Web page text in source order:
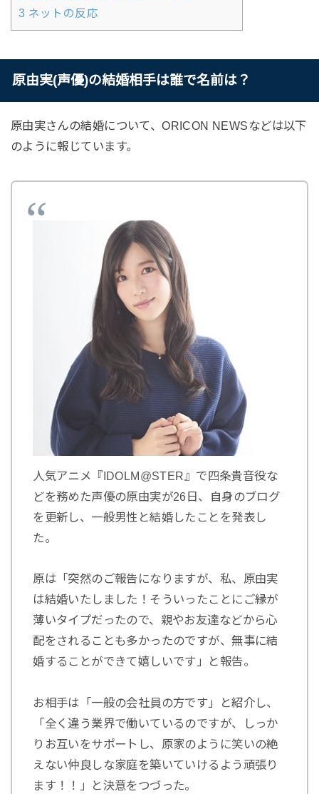
3 ネットの反応
原由実(声優)の結婚相手は誰で名前は？
原由実さんの結婚について、ORICON NEWSなどは以下
のように報じています。
人気アニメ『IDOLM@STER』で四条貴音役な
どを務めた声優の原由実が26日、自身のブログ
を更新し、一般男性と結婚したことを発表し
た。
原は「突然のご報告になりますが、私、原由実
は結婚いたしました！そういったことにご縁が
薄いタイプだったので、親やお友達などから心
配をされることも多かったのですが、無事に結
婚することができて嬉しいです」と報告。
お相手は「一般の会社員の方です」と紹介し、
「全く違う業界で働いているのですが、しっか
りお互いをサポートし、原家のように笑いの絶
えない仲良しな家庭を築いていけるよう頑張り
ます！！」と決意をつづった。